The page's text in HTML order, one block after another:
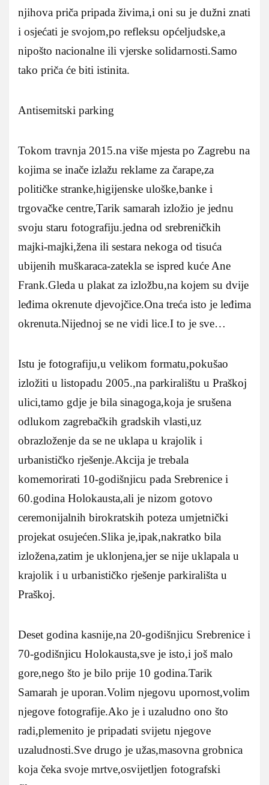
njihova priča pripada živima,i oni su je dužni znati
i osjećati je svojom,po refleksu općeljudske,a
nipošto nacionalne ili vjerske solidarnosti.Samo
tako priča će biti istinita.
Antisemitski parking
Tokom travnja 2015.na više mjesta po Zagrebu na
kojima se inače izlažu reklame za čarape,za
političke stranke,higijenske uloške,banke i
trgovačke centre,Tarik samarah izložio je jednu
svoju staru fotografiju.jedna od srebreničkih
majki-majki,žena ili sestara nekoga od tisuća
ubijenih muškaraca-zatekla se ispred kuće Ane
Frank.Gleda u plakat za izložbu,na kojem su dvije
leđima okrenute djevojčice.Ona treća isto je leđima
okrenuta.Nijednoj se ne vidi lice.I to je sve…
Istu je fotografiju,u velikom formatu,pokušao
izložiti u listopadu 2005.,na parkiralištu u Praškoj
ulici,tamo gdje je bila sinagoga,koja je srušena
odlukom zagrebačkih gradskih vlasti,uz
obrazloženje da se ne uklapa u krajolik i
urbanističko rješenje.Akcija je trebala
komemorirati 10-godišnjicu pada Srebrenice i
60.godina Holokausta,ali je nizom gotovo
ceremonijalnih birokratskih poteza umjetnički
projekat osujećen.Slika je,ipak,nakratko bila
izložena,zatim je uklonjena,jer se nije uklapala u
krajolik i u urbanističko rješenje parkirališta u
Praškoj.
Deset godina kasnije,na 20-godišnjicu Srebrenice i
70-godišnjicu Holokausta,sve je isto,i još malo
gore,nego što je bilo prije 10 godina.Tarik
Samarah je uporan.Volim njegovu upornost,volim
njegove fotografije.Ako je i uzaludno ono što
radi,plemenito je pripadati svijetu njegove
uzaludnosti.Sve drugo je užas,masovna grobnica
koja čeka svoje mrtve,osvijetljen fotografski